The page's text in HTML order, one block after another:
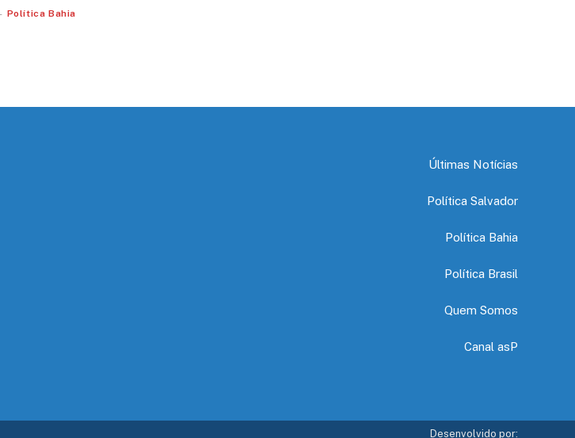
Política Bahia
Últimas Notícias
Política Salvador
Política Bahia
Política Brasil
Quem Somos
Canal asP
Desenvolvido por: